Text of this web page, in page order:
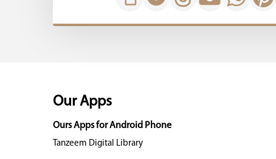
Our Apps
Ours Apps for Android Phone
Tanzeem Digital Library